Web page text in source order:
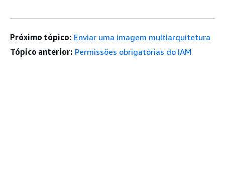
Próximo tópico: Enviar uma imagem multiarquitetura
Tópico anterior: Permissões obrigatórias do IAM